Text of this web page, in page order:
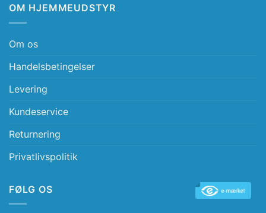
OM HJEMMEUDSTYR
Om os
Handelsbetingelser
Levering
Kundeservice
Returnering
Privatlivspolitik
FØLG OS